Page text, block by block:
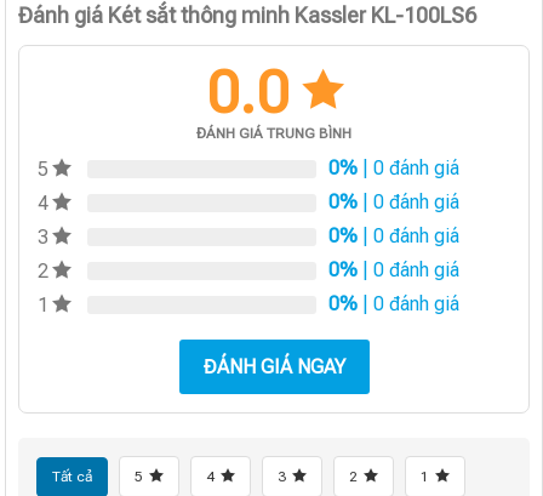
Đánh giá Két sắt thông minh Kassler KL-100LS6
0.0
ĐÁNH GIÁ TRUNG BÌNH
5 0% | 0 đánh giá
4
0% | 0 đánh giá
3
0% | 0 đánh giá
2
0% | 0 đánh giá
1
0% | 0 đánh giá
ĐÁNH GIÁ NGAY
Tất cả 5 4 3 2 1